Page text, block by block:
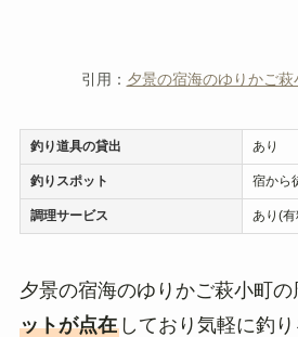
引用： 夕景の宿海のゆりかご萩
釣り道具の貸出 あり
釣りスポット 宿から
調理サービス あり(
夕景の宿海のゆりかご萩小町の
ットが点在しており気軽に釣